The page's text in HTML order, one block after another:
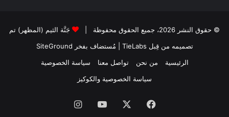
© حقوق النشر 2026، جميع الحقوق محفوظة |
جَنَّة الثيم (المظهر) تم
تصميمه من قِبل TieLabs
| مُستضاف بفخر SiteGround
الرئيسية
من نحن تواصل معنا
سياسة الخصوصية
سياسة الخصوصية والكوكيز
فيسبوك ‫YouTubeانستقرام